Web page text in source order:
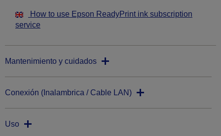
How to use Epson ReadyPrint ink subscription
service
Mantenimiento y cuidados
Conexión (Inalambrica / Cable LAN)
Uso